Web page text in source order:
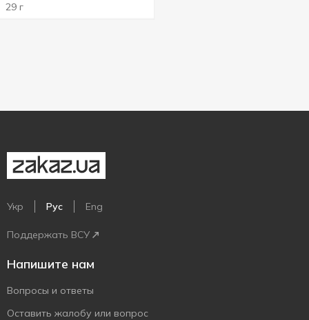
29 г
Укр Рус Eng
Поддержать ВСУ
Напишите нам
Вопросы и ответы
Оставить жалобу или вопрос